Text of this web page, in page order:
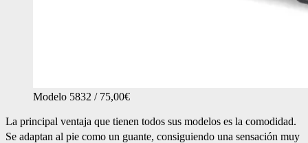
Modelo 5832 / 75,00€
La principal ventaja que tienen todos sus modelos es la comodidad.
Se adaptan al pie como un guante, consiguiendo una sensación muy